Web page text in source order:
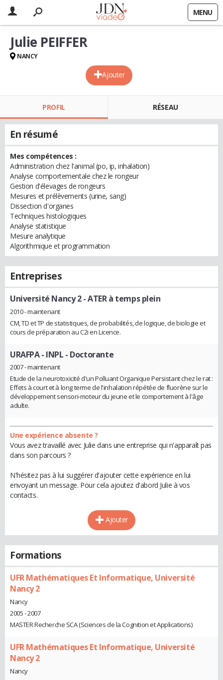
MENU
Ajouter
Julie PEIFFER
NANCY
PROFIL RÉSEAU
En résumé
Mes compétences :
Administration chez l'animal (po, ip, inhalation)
Analyse comportementale chez le rongeur
Gestion d'élevages de rongeurs
Mesures et prélèvements (urine, sang)
Dissection d'organes
Techniques histologiques
Analyse statistique
Mesure analytique
Algorithmique et programmation
Entreprises
Université Nancy 2- ATER à temps plein
2010 - maintenant
CM, TD et TP de statistiques, de probabilités, de logique, de biologie et
cours de préparation au C2i en Licence.
URAFPA - INPL - Doctorante
2007 - maintenant
Etude de la neurotoxicité d'un Polluant Organique Persistant chez le rat :
Effets à court et à long terme de l'inhalation répétée de fluorène sur le
développement sensori-moteur du jeune et le comportement à l'âge
adulte.
Une expérience absente ?
Vous avez travaillé avec Julie dans une entreprise qui n'apparaît pas
dans son parcours ?
N'hésitez pas à lui suggérer d'ajouter cette expérience en lui
envoyant un message. Pour cela ajoutez d'abord Julie à vos
contacts.
Ajouter
Formations
UFR Mathématiques Et Informatique, Université
Nancy 2
Nancy
2005 - 2007
MASTER Recherche SCA (Sciences de la Cognition et Applications)
UFR Mathématiques Et Informatique, Université
Nancy 2
Nancy